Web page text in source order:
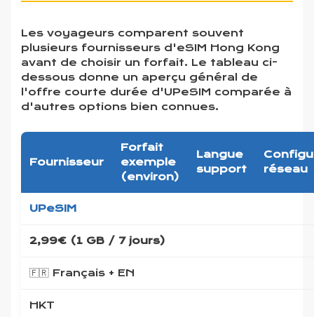
Les voyageurs comparent souvent
plusieurs fournisseurs d'eSIM Hong Kong
avant de choisir un forfait. Le tableau ci-
dessous donne un aperçu général de
l'offre courte durée d'UPeSIM comparée à
d'autres options bien connues.
Fournisseur
Forfait
exemple
(environ)
Langue
support
réseau
UPeSIM
2,99€ (1 GB / 7 jours)
🇫🇷 Français + EN
HKT